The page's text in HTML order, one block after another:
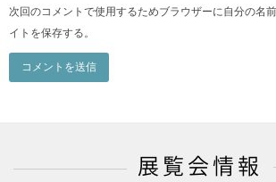
次回のコメントで使用するためブラウザーに自分の名
イトを保存する。
展覧会情報